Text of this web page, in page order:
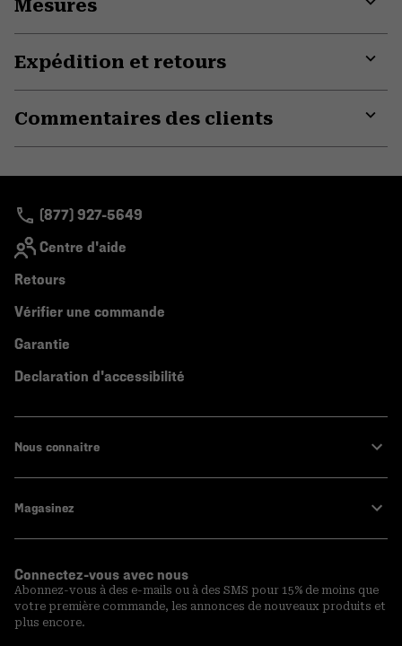
Mesures
Expédition et retours
Commentaires des clients
(877) 927-5649
Centre d'aide
Retours
Vérifier une commande
Garantie
Declaration d'accessibilité
Nous connaitre
Magasinez
Connectez-vous avec nous
Abonnez-vous à des e-mails ou à des SMS pour 15% de moins que
votre première commande, les annonces de nouveaux produits et
plus encore.